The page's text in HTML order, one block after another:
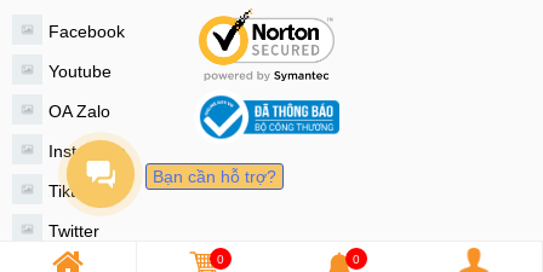
Facebook
Youtube
OA Zalo
Instagram
Tiktok
Twitter
0 0
Bạn cần hỗ trợ?